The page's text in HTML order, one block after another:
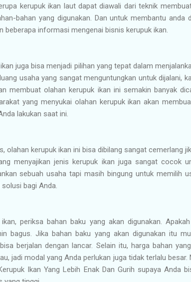
kerupuk ikan laut dapat diawali dari teknik
bahan yang digunakan. Dan untuk membantu anda
beberapa informasi mengenai bisnis kerupuk ikan.
juga bisa menjadi pilihan yang tepat dalam
usaha yang sangat menguntungkan untuk dijalani,
membuat olahan kerupuk ikan ini semakin banyak
yang menyukai olahan kerupuk ikan akan
lakukan saat ini.
olahan kerupuk ikan ini bisa dibilang sangat cemerlang
menyajikan jenis kerupuk ikan juga sangat cocok
sebuah usaha tapi masih bingung untuk memilih
bagi Anda.
periksa bahan baku yang akan digunakan.
bagus. Jika bahan baku yang akan digunakan itu
berjalan dengan lancar. Selain itu, harga bahan
jadi modal yang Anda perlukan juga tidak terlalu
Ikan Yang Lebih Enak Dan Gurih supaya Anda